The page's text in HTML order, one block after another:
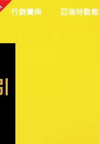
行銷寶典 亞瑞特動態